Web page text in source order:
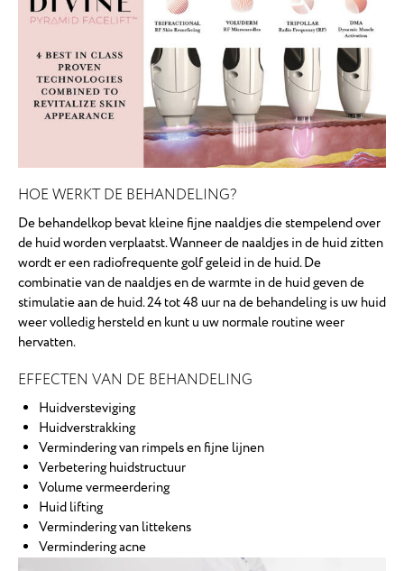
HOE WERKT DE BEHANDELING?
De behandelkop bevat kleine fijne naaldjes die stempelend over
de huid worden verplaatst. Wanneer de naaldjes in de huid zitten
wordt er een radiofrequente golf geleid in de huid. De
combinatie van de naaldjes en de warmte in de huid geven de
stimulatie aan de huid. 24 tot 48 uur na de behandeling is uw huid
weer volledig hersteld en kunt u uw normale routine weer
hervatten.
EFFECTEN VAN DE BEHANDELING
Huidversteviging
Huidverstrakking
Vermindering van rimpels en fijne lijnen
Verbetering huidstructuur
Volume vermeerdering
Huid lifting
Vermindering van littekens
Vermindering acne